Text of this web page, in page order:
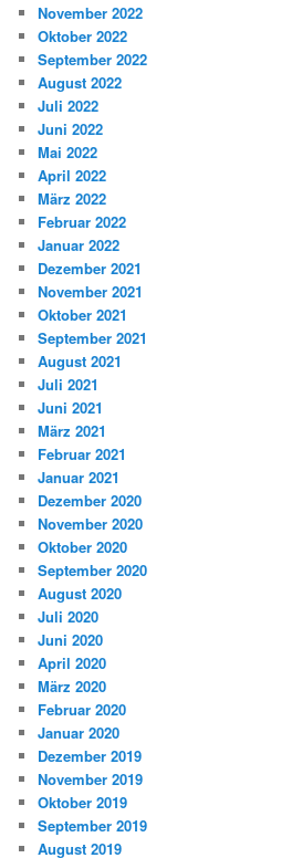
November 2022
Oktober 2022
September 2022
August 2022
Juli 2022
Juni 2022
Mai 2022
April 2022
März 2022
Februar 2022
Januar 2022
Dezember 2021
November 2021
Oktober 2021
September 2021
August 2021
Juli 2021
Juni 2021
März 2021
Februar 2021
Januar 2021
Dezember 2020
November 2020
Oktober 2020
September 2020
August 2020
Juli 2020
Juni 2020
April 2020
März 2020
Februar 2020
Januar 2020
Dezember 2019
November 2019
Oktober 2019
September 2019
August 2019